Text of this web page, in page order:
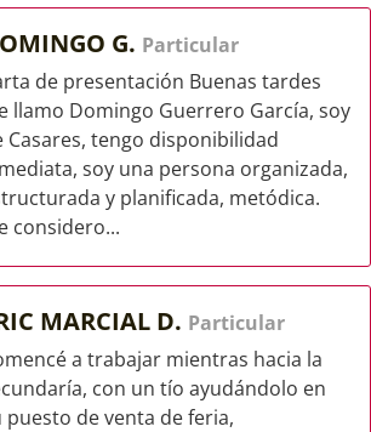
G. Particular
de presentación Buenas tardes
llamo Domingo Guerrero García, soy
Casares, tengo disponibilidad
soy una persona organizada,
y planificada, metódica.
considero...
MARCIAL D. Particular
a trabajar mientras hacia la
con un tío ayudándolo en
puesto de venta de feria,